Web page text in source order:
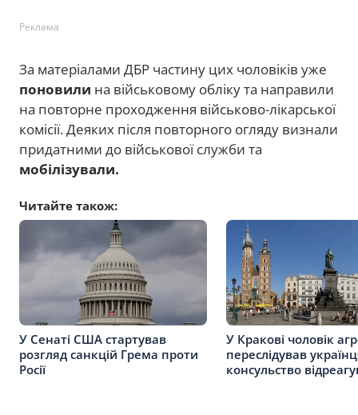
Реклама
За матеріалами ДБР частину цих чоловіків уже
поновили на військовому обліку та направили
на повторне проходження військово-лікарської
комісії. Деяких після повторного огляду визнали
придатними до військової служби та
мобілізували.
Читайте також:
У Сенаті США стартував
розгляд санкцій Грема проти
Росії
У Кракові чоловік
переслідував
консульство